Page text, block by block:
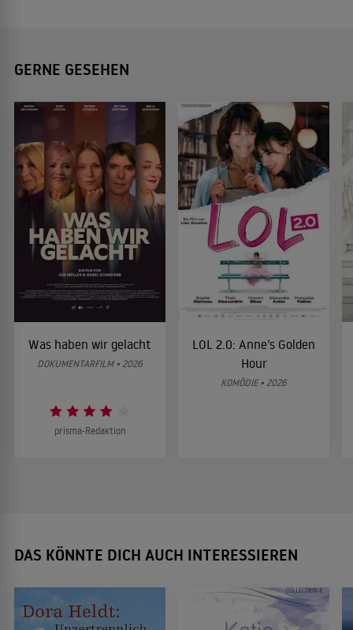
GERNE GESEHEN
Was haben wir gelacht
DOKUMENTARFILM • 2026
prisma-Redaktion
LOL 2.0: Anne’s Golden
Hour
KOMÖDIE • 2026
DAS KÖNNTE DICH AUCH INTERESSIEREN